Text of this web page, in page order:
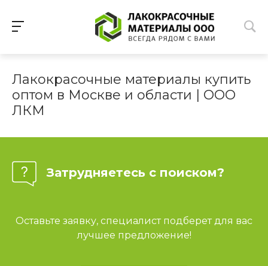
Лакокрасочные материалы купить
оптом в Москве и области | ООО
ЛКМ
Затрудняетесь с поиском?
Оставьте заявку, специалист подберет для вас
лучшее предложение!